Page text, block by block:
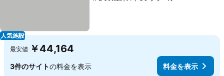
人気施設
最安値 ￥44,164
3件のサイトの料金を表示 料金を表示